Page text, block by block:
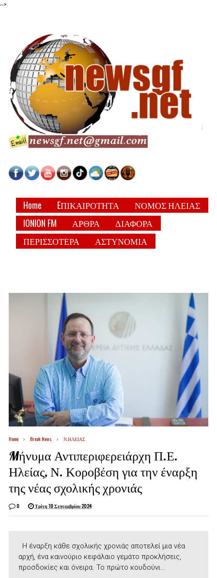
-->
Home EΠΙΚΑΙΡΟΤΗΤΑ
ΝΟΜΟΣ ΗΛΕΙΑΣ
IONION FM
ΑΡΘΡΑ
ΔΙΑΦΟΡΑ
ΠΕΡΙΣΣΟΤΕΡΑ
ΑΣΤΥΝΟΜΙΑ
Home Break News Ν.ΗΛΕΙΑΣ
Mήνυμα Αντιπεριφερειάρχη Π.Ε.
Ηλείας, Ν. Κοροβέση για την έναρξη
της νέας σχολικής χρονιάς
0 Τρίτη 10 Σεπτεμβρίου 2024
Η έναρξη κάθε σχολικής χρονιάς αποτελεί μια νέα
αρχή, ένα καινούριο κεφάλαιο γεμάτο προκλήσεις,
προσδοκίες και όνειρα. Το πρώτο κουδούνι...